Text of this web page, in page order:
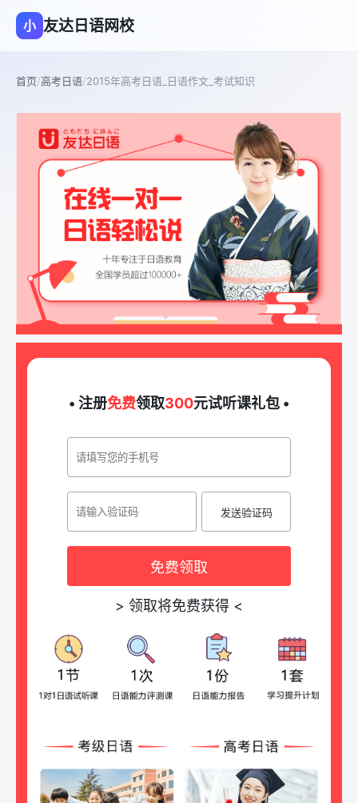
小 友达日语网校
首页/高考日语/2015年高考日语_日语作文_考试知识
• 注册免费领取300元试听课礼包 •
发送验证码
免费领取
> 领取将免费获得 <